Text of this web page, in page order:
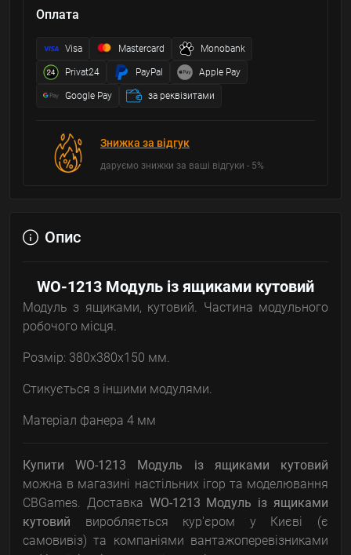
Оплата
Visa Mastercard Monobank
Privat24 PayPal Apple Pay
Google Pay за реквізитами
Знижка за відгук
даруємо знижки за ваші відгуки - 5%
Опис
WO-1213 Модуль із ящиками кутовий
Модуль з ящиками, кутовий. Частина модульного
робочого місця.
Розмір: 380х380х150 мм.
Стикується з іншими модулями.
Матеріал фанера 4 мм
Купити WO-1213 Модуль із ящиками кутовий
можна в магазині настільних ігор та моделювання
CBGames. Доставка WO-1213 Модуль із ящиками
кутовий
виробляється кур'єром у Києві (є
самовивіз) та компаніями вантажоперевізниками